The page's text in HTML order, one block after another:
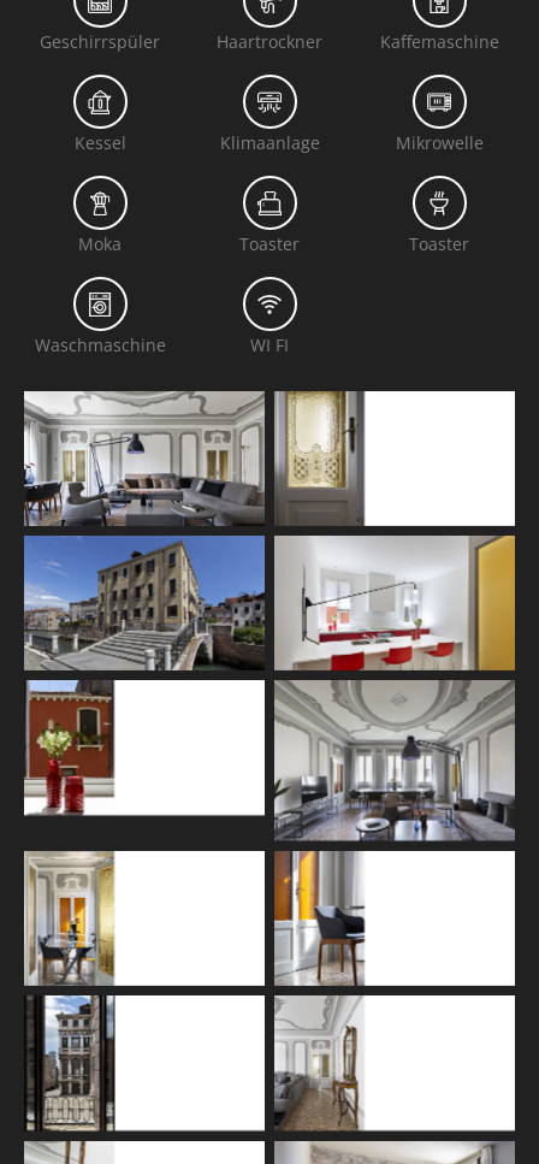
Geschirrspüler Haartrockner Kaffemaschine
Kessel Klimaanlage Mikrowelle
Moka Toaster Toaster
Waschmaschine WI FI